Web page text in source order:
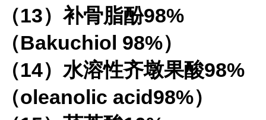
（13）补骨脂酚98%
（Bakuchiol 98%）
（14）水溶性齐墩果酸98%
（oleanolic acid98%）